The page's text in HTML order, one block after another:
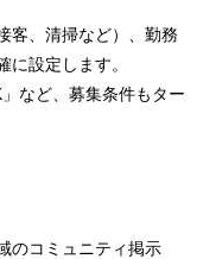
客、清掃など）、勤務
設定します。
など、募集条件もター
のコミュニティ掲示